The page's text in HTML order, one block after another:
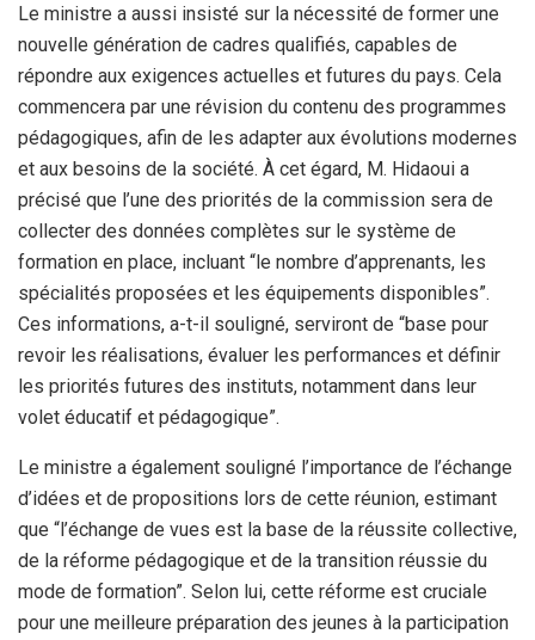
Le ministre a aussi insisté sur la nécessité de former une
nouvelle génération de cadres qualifiés, capables de
répondre aux exigences actuelles et futures du pays. Cela
commencera par une révision du contenu des programmes
pédagogiques, afin de les adapter aux évolutions modernes
et aux besoins de la société. À cet égard, M. Hidaoui a
précisé que l’une des priorités de la commission sera de
collecter des données complètes sur le système de
formation en place, incluant “le nombre d’apprenants, les
spécialités proposées et les équipements disponibles”.
Ces informations, a-t-il souligné, serviront de “base pour
revoir les réalisations, évaluer les performances et définir
les priorités futures des instituts, notamment dans leur
volet éducatif et pédagogique”.
Le ministre a également souligné l’importance de l’échange
d’idées et de propositions lors de cette réunion, estimant
que “l’échange de vues est la base de la réussite collective,
de la réforme pédagogique et de la transition réussie du
mode de formation”. Selon lui, cette réforme est cruciale
pour une meilleure préparation des jeunes à la participation